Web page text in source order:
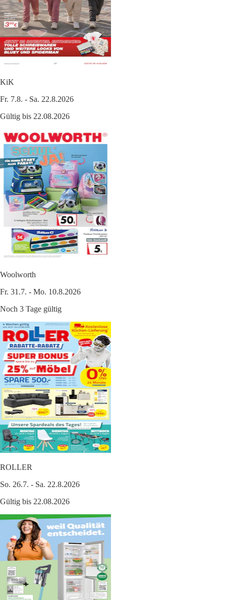
KiK
Fr. 7.8. - Sa. 22.8.2026
Gültig bis 22.08.2026
Woolworth
Fr. 31.7. - Mo. 10.8.2026
Noch 3 Tage gültig
ROLLER
So. 26.7. - Sa. 22.8.2026
Gültig bis 22.08.2026